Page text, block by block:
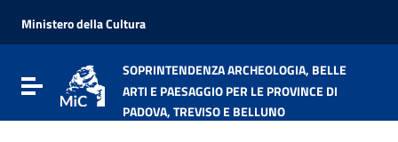
Vai al menu di navigazione
Vai al footer
Ministero della Cultura
Attiva / disattiva la navigazione
SOPRINTENDENZA ARCHEOLOGIA, BELLE
ARTI E PAESAGGIO PER LE PROVINCE DI
PADOVA, TREVISO E BELLUNO